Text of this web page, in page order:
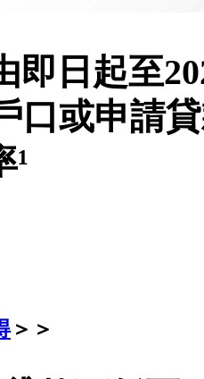
即日起至
口或申請
¹
＞＞